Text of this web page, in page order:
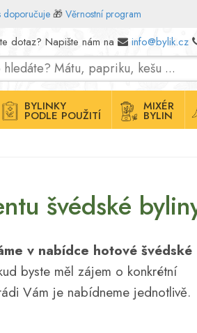
doporučuje 🎁 Věrnostní program
dotaz? Napište nám na info@bylik.cz
BYLINKY
PODLE POUŽITÍ
MIXÉR
BYLIN
švédské
v nabídce hotové švédské
byste měl zájem o konkrétní
Vám je nabídneme jednotlivě.